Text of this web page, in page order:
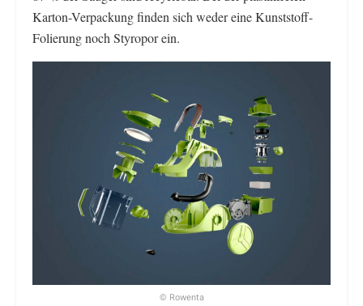
Karton-Verpackung finden sich weder eine Kunststoff-
Folierung noch Styropor ein.
© Rowenta